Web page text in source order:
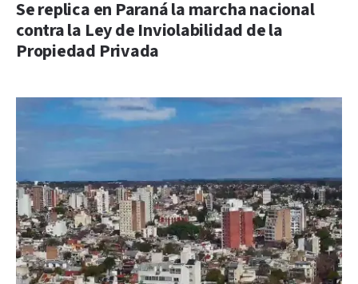
Se replica en Paraná la marcha nacional
contra la Ley de Inviolabilidad de la
Propiedad Privada